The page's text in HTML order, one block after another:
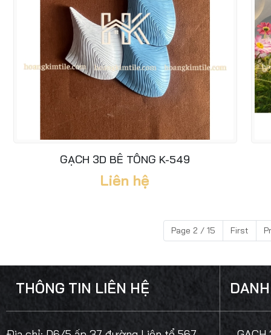
GẠCH 3D BÊ TÔNG K-549
Liên hệ
Page 2 / 15 First
THÔNG TIN LIÊN HỆ